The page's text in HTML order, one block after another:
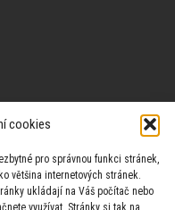
cookies
pro správnou funkci stránek,
většina internetových stránek.
ukládají na Váš počítač nebo
využívat. Stránky si tak na
autoři.